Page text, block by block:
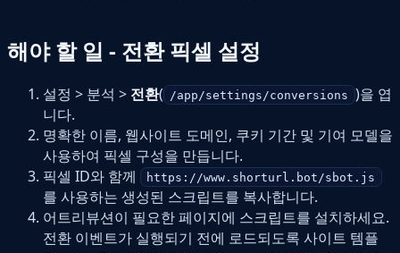
해야 할 일 - 전환 픽셀 설정
설정 > 분석 > 전환( /app/settings/conversions )을 엽
니다.
명확한 이름, 웹사이트 도메인, 쿠키 기간 및 기여 모델을
사용하여 픽셀 구성을 만듭니다.
픽셀 ID와 함께
https://www.shorturl.bot/sbot.js
를 사용하는 생성된 스크립트를 복사합니다.
어트리뷰션이 필요한 페이지에 스크립트를 설치하세요.
전환 이벤트가 실행되기 전에 로드되도록 사이트 템플